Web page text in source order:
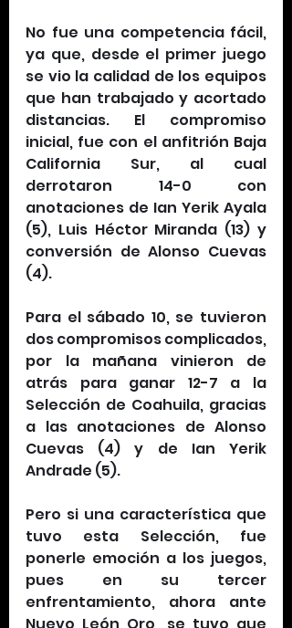
No fue una competencia fácil,
ya que, desde el primer juego
se vio la calidad de los equipos
que han trabajado y acortado
distancias. El compromiso
inicial, fue con el anfitrión Baja
California Sur, al cual
derrotaron 14-0 con
anotaciones de Ian Yerik Ayala
(5), Luis Héctor Miranda (13) y
conversión de Alonso Cuevas
(4).
Para el sábado 10, se tuvieron
dos compromisos complicados,
por la mañana vinieron de
atrás para ganar 12-7 a la
Selección de Coahuila, gracias
a las anotaciones de Alonso
Cuevas (4) y de Ian Yerik
Andrade (5).
Pero si una característica que
tuvo esta Selección, fue
ponerle emoción a los juegos,
pues en su tercer
enfrentamiento, ahora ante